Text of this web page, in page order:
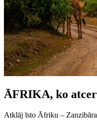
ĀFRIKA, ko
Atklāj īsto Āfriku –